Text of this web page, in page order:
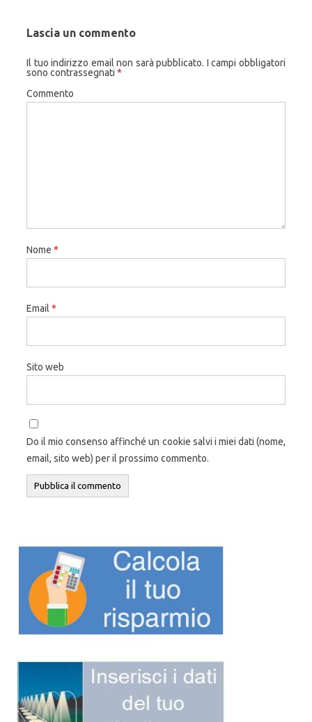
Lascia un commento
Il tuo indirizzo email non sarà pubblicato. I campi obbligatori
sono contrassegnati *
Commento
Nome *
Email *
Sito web
Do il mio consenso affinché un cookie salvi i miei dati (nome,
email, sito web) per il prossimo commento.